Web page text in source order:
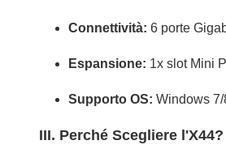
Connettività: 6 porte
Espansione: 1x slot Mini
Supporto OS: Windows
III. Perché Scegliere l'X44?